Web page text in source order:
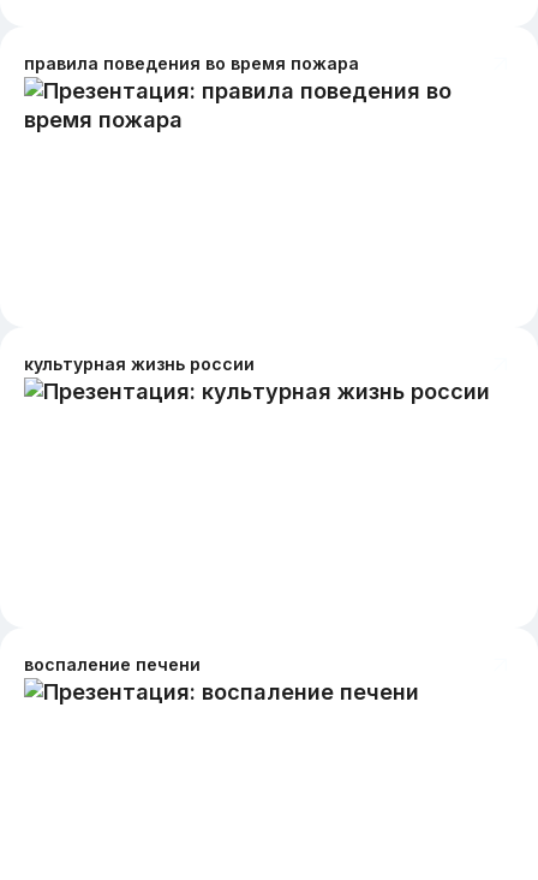
правила поведения во время пожара
культурная жизнь россии
воспаление печени